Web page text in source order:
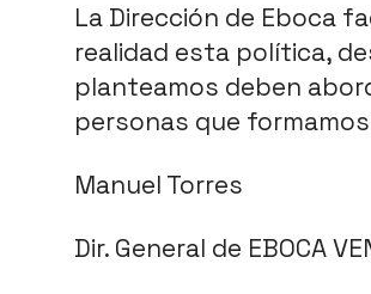
La Dirección de Eboca
realidad esta política,
planteamos deben
personas que
Manuel Torres
Dir. General de EBOCA